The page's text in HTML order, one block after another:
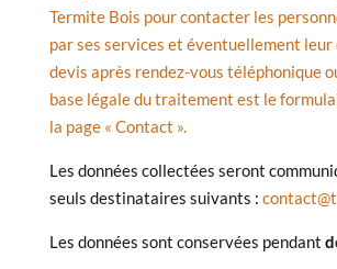
Termite Bois pour contacter les
par ses services et éventuellement leur
devis après rendez-vous téléphonique
base légale du traitement est le
la page « Contact ».
Les données collectées seront
seuls destinataires suivants :
Les données sont conservées pendant